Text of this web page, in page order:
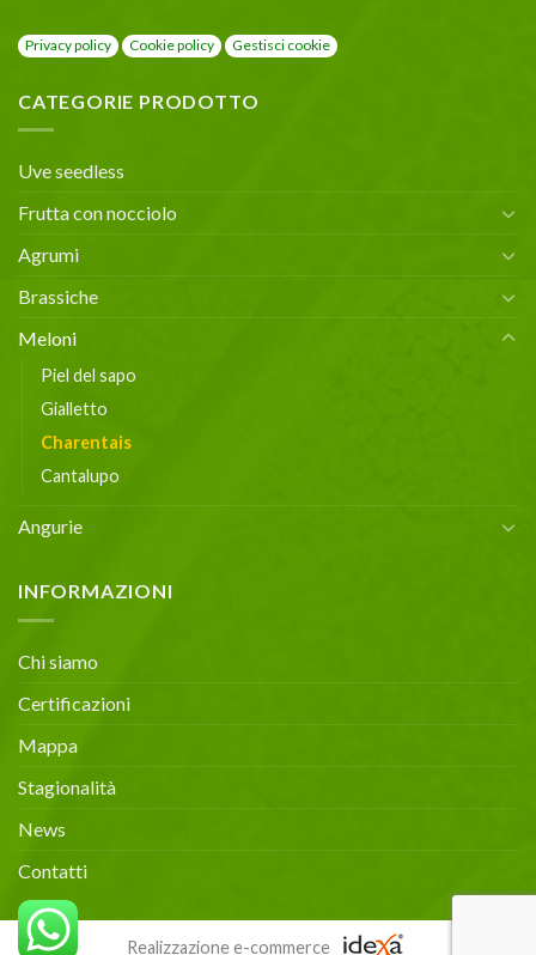
Privacy policy Cookie policy Gestisci cookie
CATEGORIE PRODOTTO
Uve seedless
Frutta con nocciolo
Agrumi
Brassiche
Meloni
Piel del sapo
Gialletto
Charentais
Cantalupo
Angurie
INFORMAZIONI
Chi siamo
Certificazioni
Mappa
Stagionalità
News
Contatti
Realizzazione e-commerce